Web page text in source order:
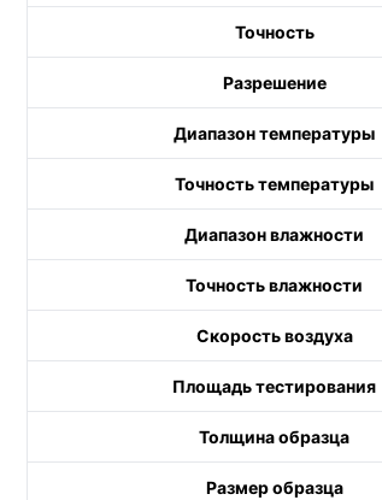
Точность
Разрешение
Диапазон температуры
Точность температуры
Диапазон влажности
Точность влажности
Скорость воздуха
Площадь тестирования
Толщина образца
Размер образца